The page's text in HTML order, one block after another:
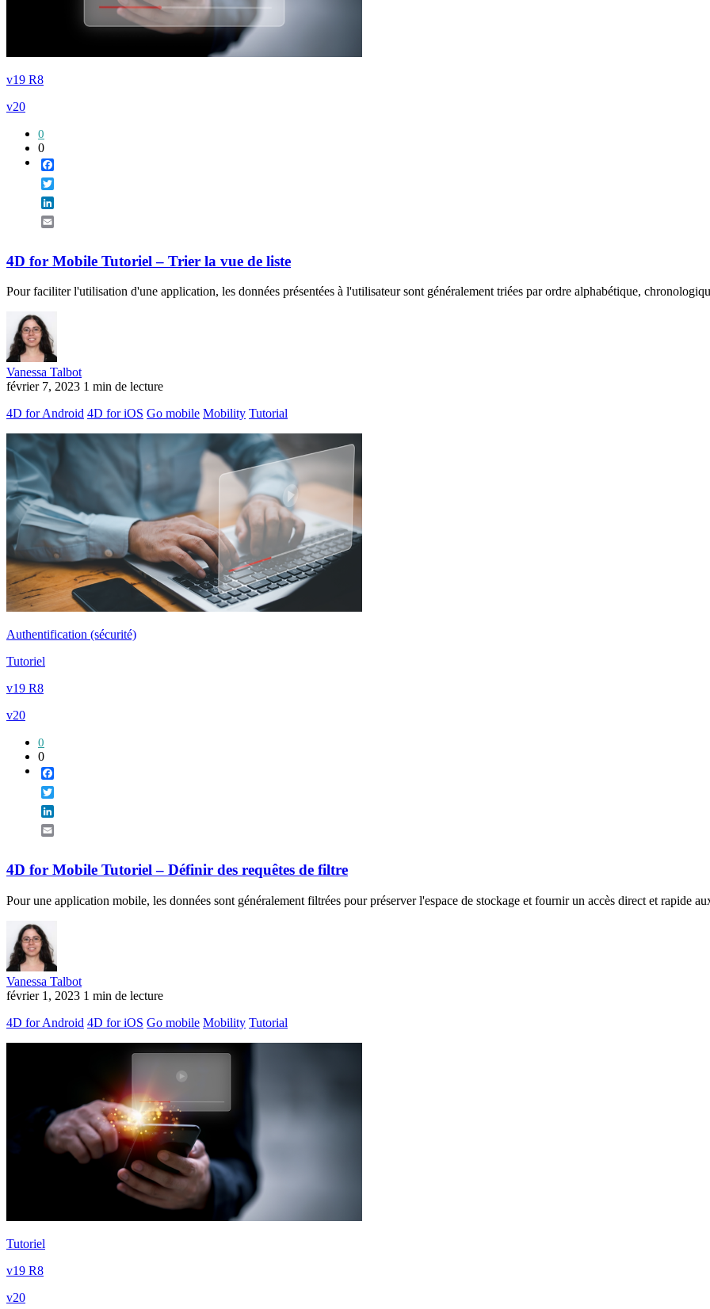
v19 R8
v20
0
0
4D for Mobile Tutoriel – Trier la vue de liste
Pour faciliter l'utilisation d'une application, les données présentées à l'utilisateur sont généralement triées par ordre alphabétique,
Vanessa Talbot
février 7, 2023 1 min de lecture
4D for Android 4D for iOS Go mobile Mobility Tutorial
Authentification (sécurité)
Tutoriel
v19 R8
v20
0
0
4D for Mobile Tutoriel – Définir des requêtes de filtre
Pour une application mobile, les données sont généralement filtrées pour préserver l'espace de stockage et fournir un accès direct et rapide
Vanessa Talbot
février 1, 2023 1 min de lecture
4D for Android 4D for iOS Go mobile Mobility Tutorial
Tutoriel
v19 R8
v20